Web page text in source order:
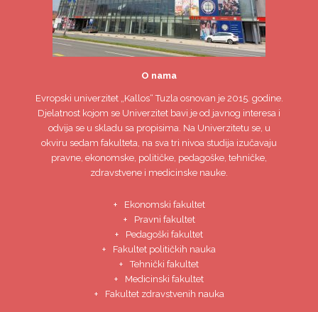
O nama
Evropski univerzitet„Kallos“ Tuzla osnovan je 2015. godine.
Djelatnost kojom se Univerzitet bavi je od javnog interesa i
odvija se u skladu sa propisima. Na Univerzitetu se, u
okviru sedam fakulteta, na sva tri nivoa studija izučavaju
pravne, ekonomske, političke, pedagoške, tehničke,
zdravstvene i medicinske nauke.
Ekonomski fakultet
Pravni fakultet
Pedagoški fakultet
Fakultet političkih nauka
Tehnički fakultet
Medicinski fakultet
Fakultet zdravstvenih nauka